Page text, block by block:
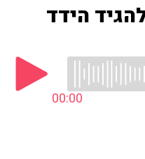
הידד
00:00